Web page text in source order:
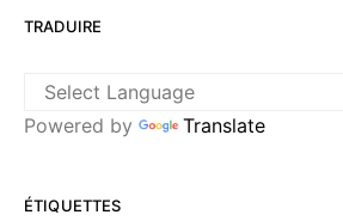
TRADUIRE
Powered by Translate
ÉTIQUETTES